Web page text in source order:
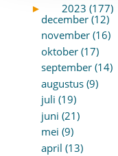
►
2023 (177)
december (12)
november (16)
oktober (17)
september (14)
augustus (9)
juli (19)
juni (21)
mei (9)
april (13)